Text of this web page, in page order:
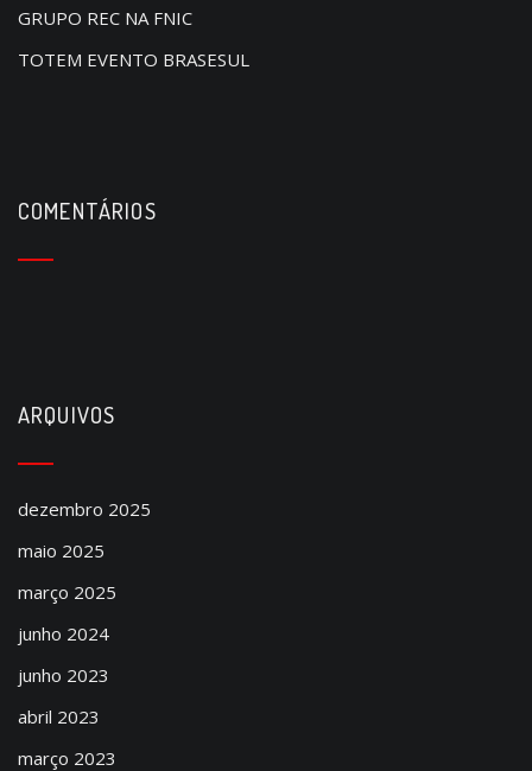
GRUPO REC NA FNIC
TOTEM EVENTO BRASESUL
COMENTÁRIOS
ARQUIVOS
dezembro 2025
maio 2025
março 2025
junho 2024
junho 2023
abril 2023
março 2023